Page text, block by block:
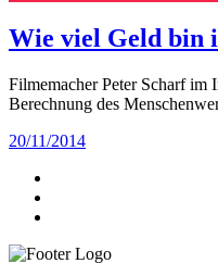
Wie viel Geld bin
Filmemacher Peter Scharf im
Berechnung des
20/11/2014